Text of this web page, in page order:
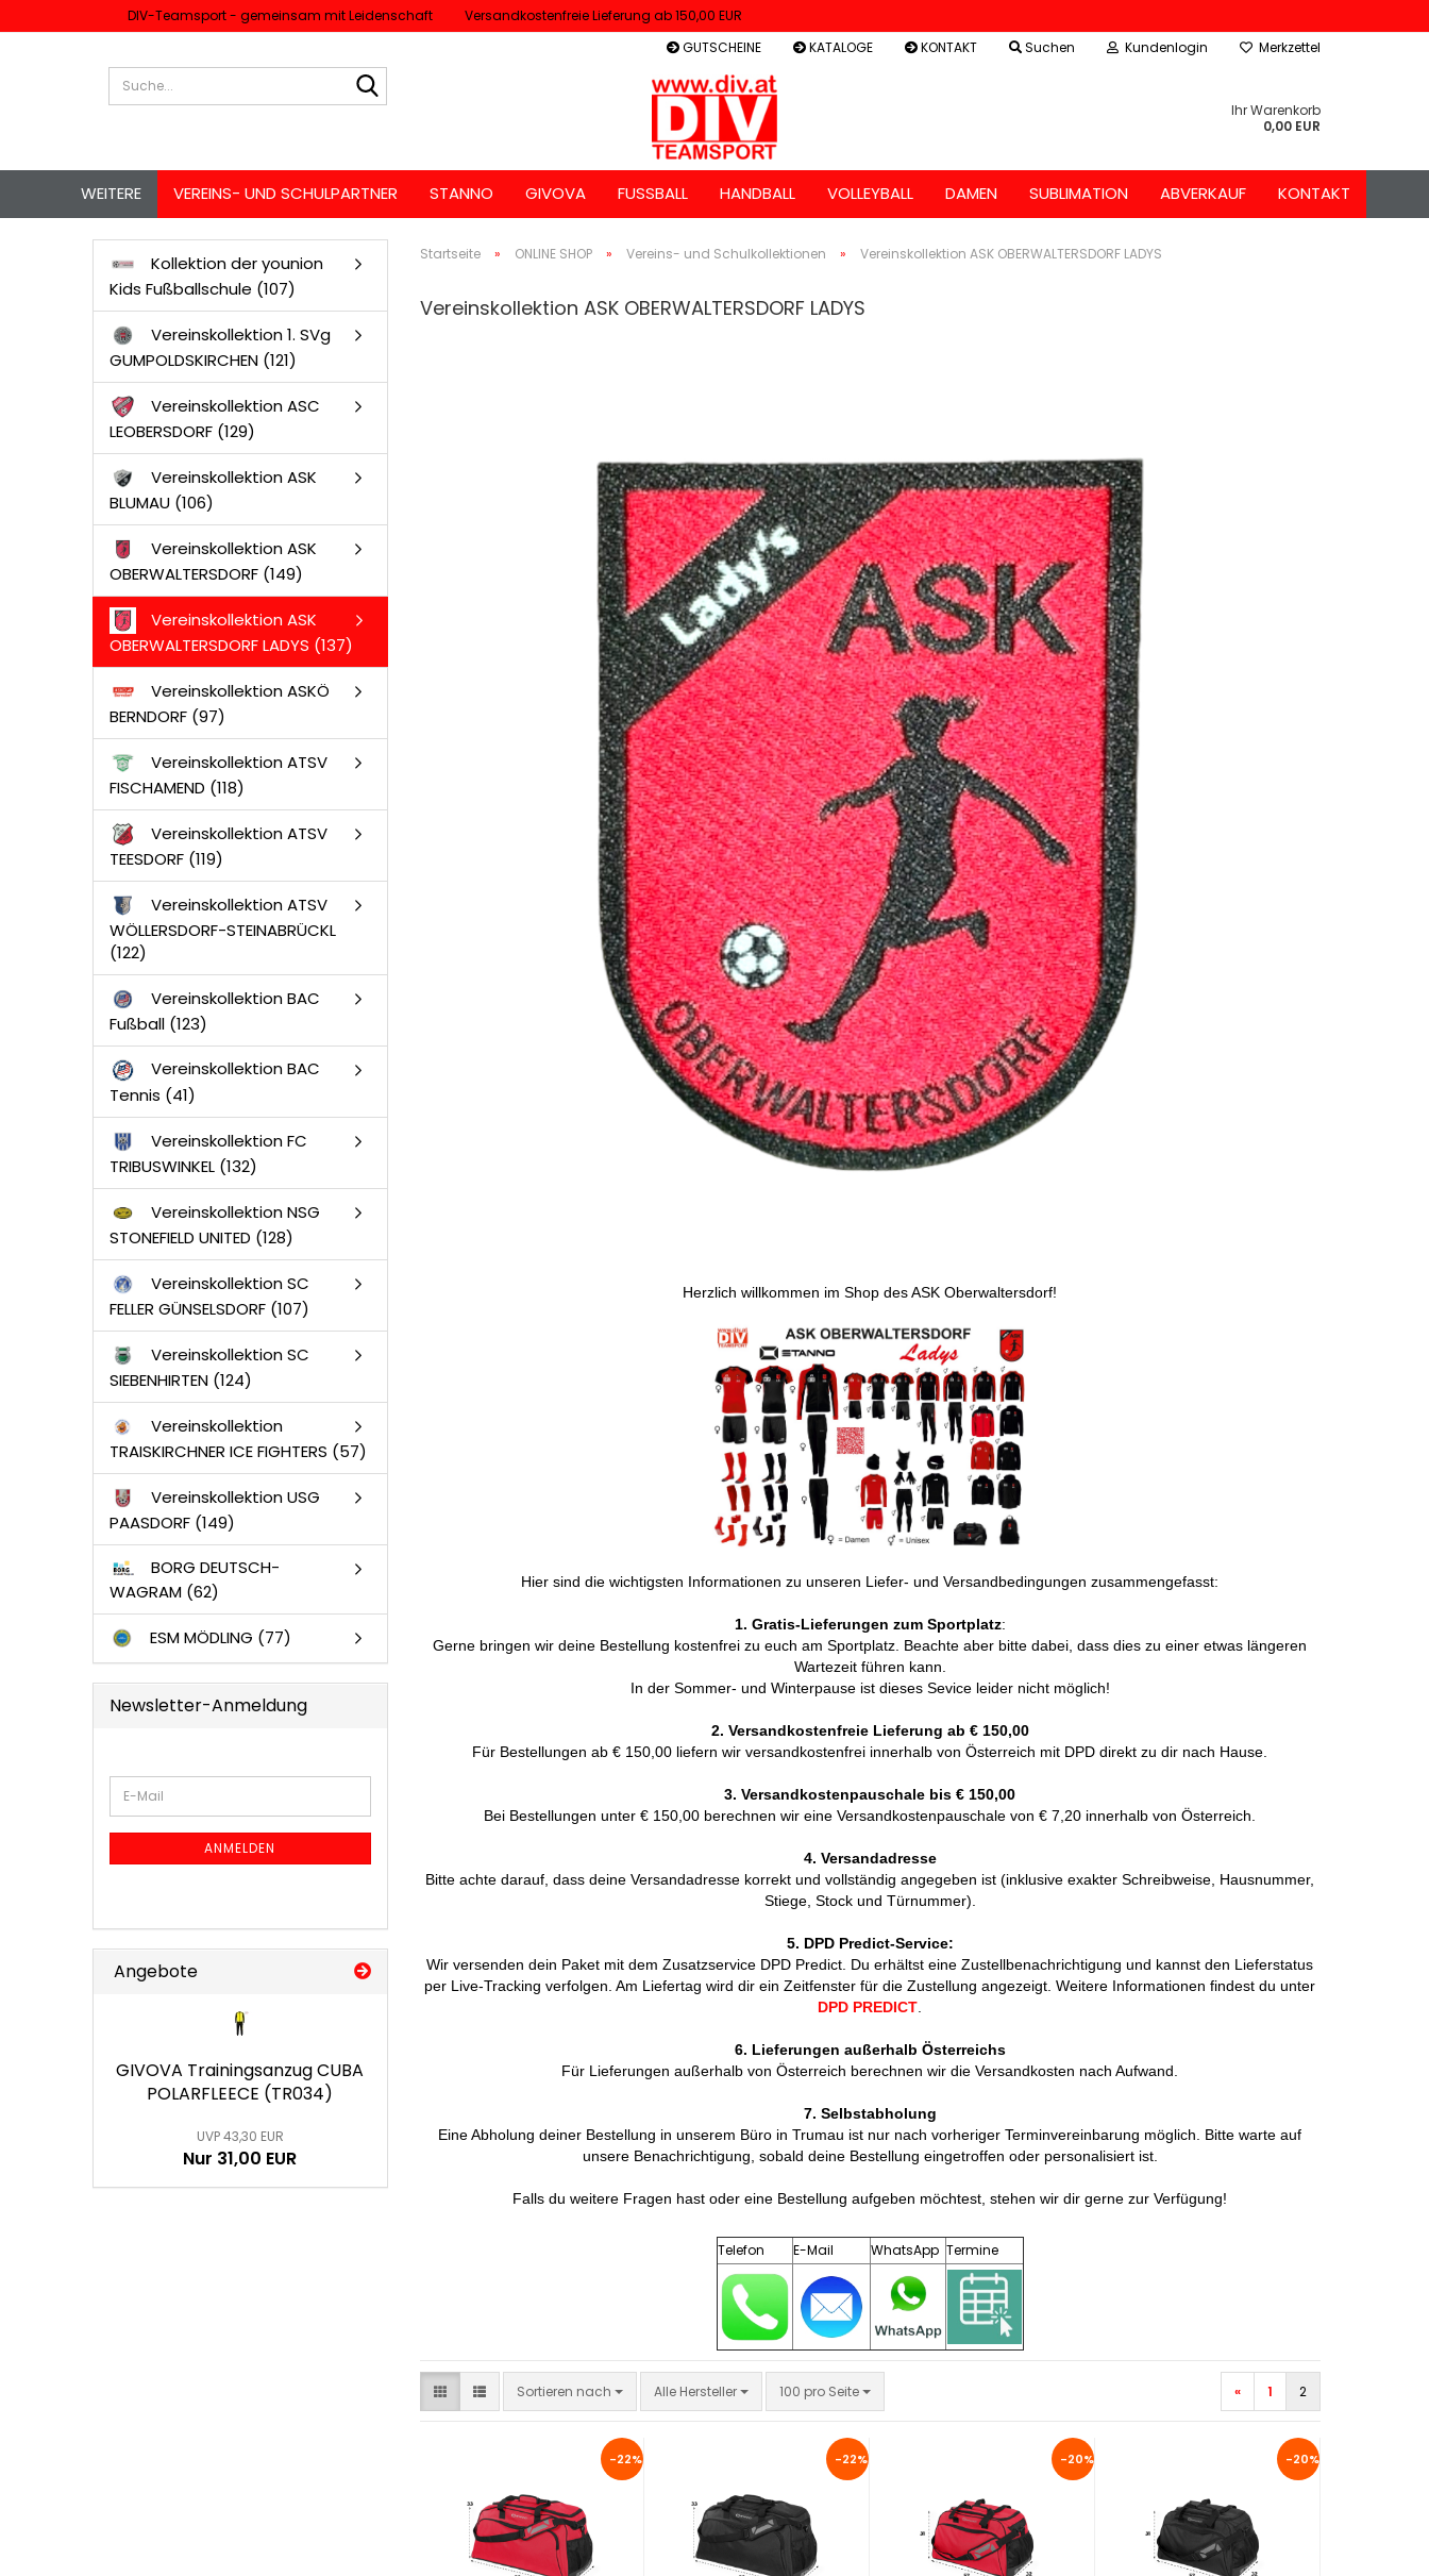
DIV-Teamsport - gemeinsam mit Leidenschaft
Versandkostenfreie Lieferung ab 150,00 EUR
GUTSCHEINE
KATALOGE KONTAKT Suchen Kundenlogin
Merkzettel
Ihr Warenkorb
0,00 EUR
VEREINS- UND SCHULPARTNER STANNO GIVOVA FUSSBALL HANDBALL VOLLEYBALL DAMEN SUBLIMATION ABVERKAUF KONTAKT
WEITERE
Startseite » ONLINE SHOP » Vereins- und Schulkollektionen » Vereinskollektion ASK OBERWALTERSDORF LADYS
Vereinskollektion ASK OBERWALTERSDORF LADYS
Herzlich willkommen im Shop des ASK Oberwaltersdorf!
Hier sind die wichtigsten Informationen zu unseren Liefer- und Versandbedingungen zusammengefasst:
1. Gratis-Lieferungen zum Sportplatz:
Gerne bringen wir deine Bestellung kostenfrei zu euch am Sportplatz. Beachte aber bitte dabei, dass dies zu einer etwas längeren
Wartezeit führen kann.
In der Sommer- und Winterpause ist dieses Sevice leider nicht möglich!
2. Versandkostenfreie Lieferung ab € 150,00
Für Bestellungen ab € 150,00 liefern wir versandkostenfrei innerhalb von Österreich mit DPD direkt zu dir nach Hause.
3. Versandkostenpauschale bis € 150,00
Bei Bestellungen unter € 150,00 berechnen wir eine Versandkostenpauschale von € 7,20 innerhalb von Österreich.
4. Versandadresse
Bitte achte darauf, dass deine Versandadresse korrekt und vollständig angegeben ist (inklusive exakter Schreibweise, Hausnummer,
Stiege, Stock und Türnummer).
5. DPD Predict-Service:
Wir versenden dein Paket mit dem Zusatzservice DPD Predict. Du erhältst eine Zustellbenachrichtigung und kannst den Lieferstatus
per Live-Tracking verfolgen. Am Liefertag wird dir ein Zeitfenster für die Zustellung angezeigt. Weitere Informationen findest du unter
DPD PREDICT
6. Lieferungen außerhalb Österreichs
Für Lieferungen außerhalb von Österreich berechnen wir die Versandkosten nach Aufwand.
7. Selbstabholung
Eine Abholung deiner Bestellung in unserem Büro in Trumau ist nur nach vorheriger Terminvereinbarung möglich. Bitte warte auf
unsere Benachrichtigung, sobald deine Bestellung eingetroffen oder personalisiert ist.
Falls du weitere Fragen hast oder eine Bestellung aufgeben möchtest, stehen wir dir gerne zur Verfügung!
Telefon E-Mail WhatsApp Termine
Sortieren nach
Sortieren nach Alle Hersteller 100 pro Seite
pro Seite « 1 2
-22% -22% -20% -20%
Kollektion der younion
Kids Fußballschule (107)
Vereinskollektion 1. SVg
GUMPOLDSKIRCHEN (121)
Vereinskollektion ASC
LEOBERSDORF (129)
Vereinskollektion ASK
BLUMAU (106)
Vereinskollektion ASK
OBERWALTERSDORF (149)
Vereinskollektion ASK
OBERWALTERSDORF LADYS (137)
Vereinskollektion ASKÖ
BERNDORF (97)
Vereinskollektion ATSV
FISCHAMEND (118)
Vereinskollektion ATSV
TEESDORF (119)
Vereinskollektion ATSV
WÖLLERSDORF-STEINABRÜCKL
(122)
Vereinskollektion BAC
Fußball (123)
Vereinskollektion BAC
Tennis (41)
Vereinskollektion FC
TRIBUSWINKEL (132)
Vereinskollektion NSG
STONEFIELD UNITED (128)
Vereinskollektion SC
FELLER GÜNSELSDORF (107)
Vereinskollektion SC
SIEBENHIRTEN (124)
Vereinskollektion
TRAISKIRCHNER ICE FIGHTERS (57)
Vereinskollektion USG
PAASDORF (149)
BORG DEUTSCH-
WAGRAM (62)
ESM MÖDLING (77)
Newsletter-Anmeldung
ZUR
NEWSLETTER-
ANMELDUNG
E-
Mail
ANMELDEN
Angebote
GIVOVA Trainingsanzug CUBA
POLARFLEECE (TR034)
UVP 43,30 EUR
Nur 31,00 EUR